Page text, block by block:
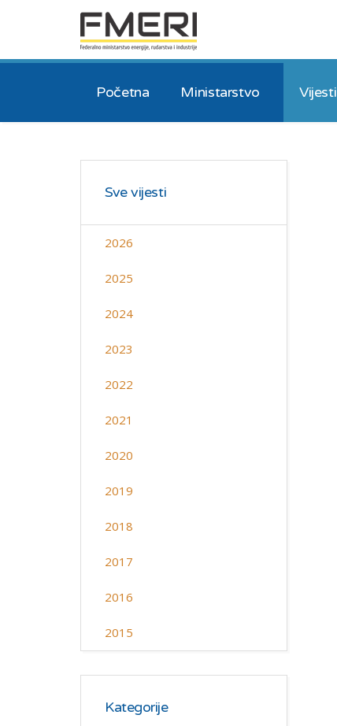
Početna Ministarstvo Vijesti
Sve vijesti
2026
2025
2024
2023
2022
2021
2020
2019
2018
2017
2016
2015
Kategorije